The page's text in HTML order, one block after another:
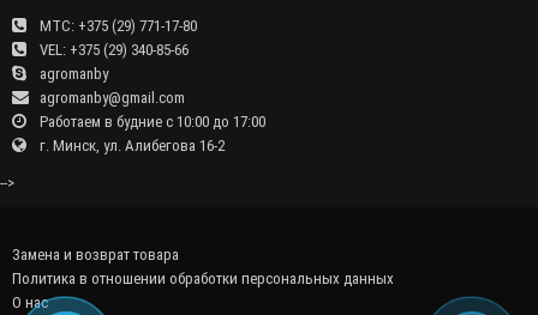
МТС: +375 (29) 771-17-80
VEL: +375 (29) 340-85-66
agromanby
agromanby@gmail.com
Работаем в будние с 10:00 до 17:00
г. Минск, ул. Алибегова 16-2
-->
Замена и возврат товара
Политика в отношении обработки персональных данных
О нас